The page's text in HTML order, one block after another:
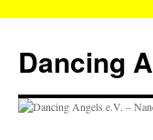
springen
Dancing